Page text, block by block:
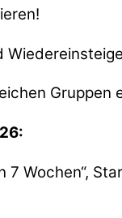
Gruppen
7 Wochen“,